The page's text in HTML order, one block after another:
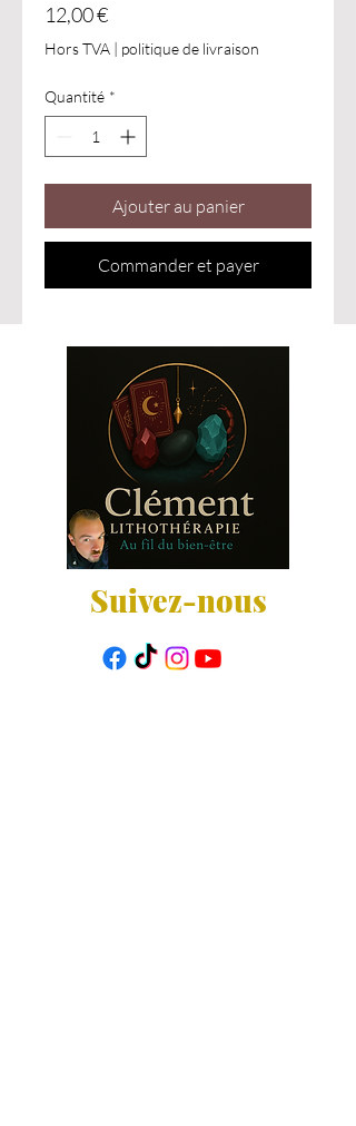
12,00 €Prix
Hors TVA | politique de livraison
Quantité *
Ajouter au panier
Commander et payer
Suivez-nous